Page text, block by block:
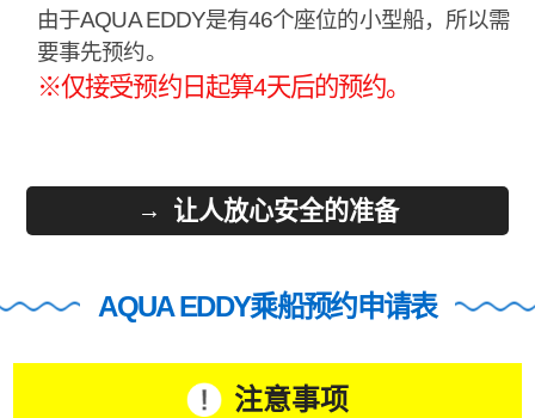
由于AQUA EDDY是有46个座位的小型船，所以需
要事先预约。
※仅接受预约日起算4天后的预约。
让人放心安全的准备
AQUA EDDY乘船预约申请表
注意事项